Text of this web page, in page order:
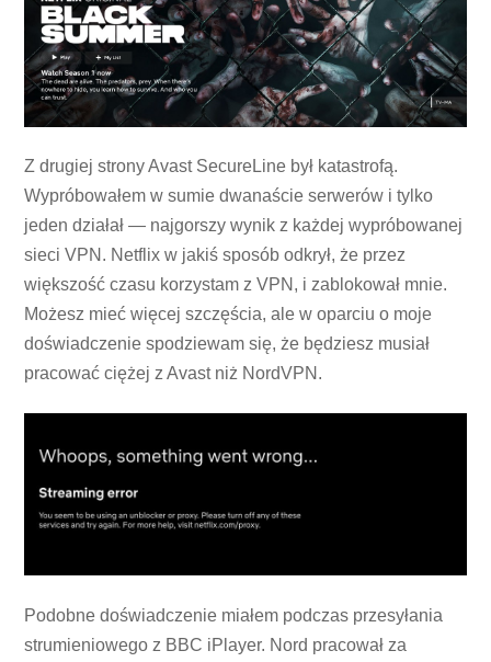
Z drugiej strony Avast SecureLine był katastrofą.
Wypróbowałem w sumie dwanaście serwerów i tylko
jeden działał — najgorszy wynik z każdej wypróbowanej
sieci VPN. Netflix w jakiś sposób odkrył, że przez
większość czasu korzystam z VPN, i zablokował mnie.
Możesz mieć więcej szczęścia, ale w oparciu o moje
doświadczenie spodziewam się, że będziesz musiał
pracować ciężej z Avast niż NordVPN.
Podobne doświadczenie miałem podczas przesyłania
strumieniowego z BBC iPlayer. Nord pracował za